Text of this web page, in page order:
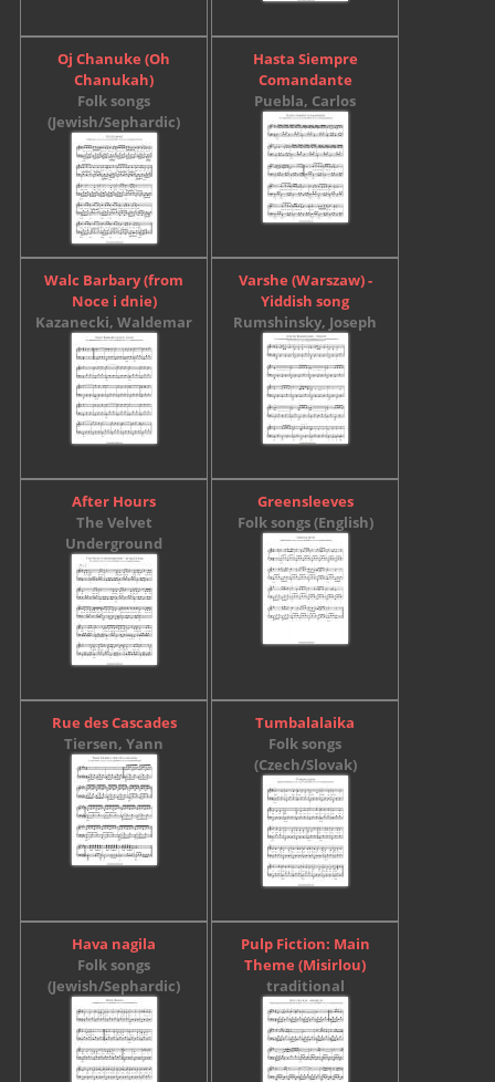
Oj Chanuke (Oh
Chanukah)
Folk songs
(Jewish/Sephardic)
Hasta Siempre
Comandante
Puebla, Carlos
Walc Barbary (from
Noce i dnie)
Kazanecki, Waldemar
Varshe (Warszaw) -
Yiddish song
Rumshinsky, Joseph
After Hours
The Velvet
Underground
Greensleeves
Folk songs (English)
Rue des Cascades
Tiersen, Yann
Tumbalalaika
Folk songs
(Czech/Slovak)
Hava nagila
Folk songs
(Jewish/Sephardic)
Pulp Fiction: Main
Theme (Misirlou)
traditional